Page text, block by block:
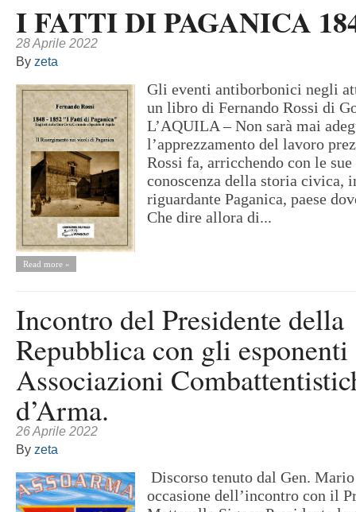
I FATTI DI PAGANICA
28 Aprile 2022
By zeta
Gli eventi antiborbonici negli
un libro di Fernando Rossi di
L’AQUILA – Non sarà mai
l’apprezzamento del lavoro
Rossi fa, arricchendo con le
conoscenza della storia civica,
riguardante Paganica, paese
Che dire allora di...
Read more »
Incontro del Presidente della
Repubblica con gli
Associazioni
d’Arma.
26 Aprile 2022
By zeta
Discorso tenuto dal Gen.
occasione dell’incontro con il